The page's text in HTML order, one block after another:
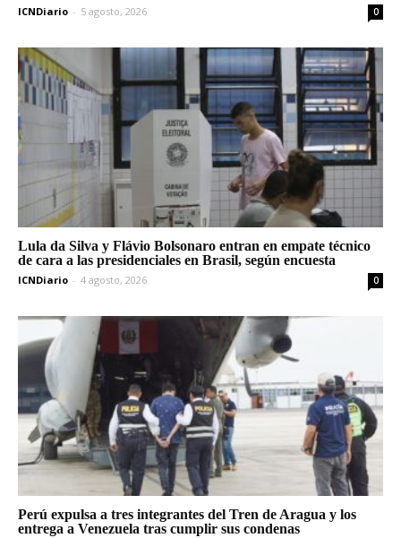
ICNDiario - 5 agosto, 2026 0
Lula da Silva y Flávio Bolsonaro entran en empate técnico
de cara a las presidenciales en Brasil, según encuesta
ICNDiario - 4 agosto, 2026 0
Perú expulsa a tres integrantes del Tren de Aragua y los
entrega a Venezuela tras cumplir sus condenas